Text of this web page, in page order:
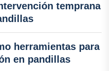
temprana
herramientas para
en pandillas